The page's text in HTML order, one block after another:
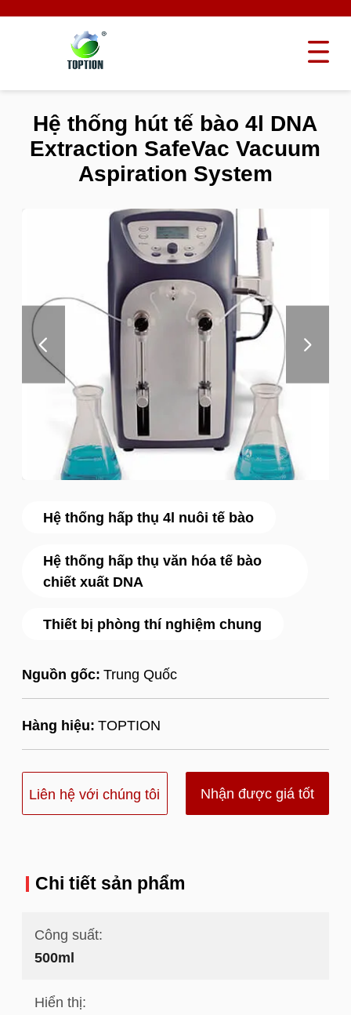
Hệ thống hấp thụ 4l nuôi tế bào
Hệ thống hấp thụ văn hóa tế bào
chiết xuất DNA
Thiết bị phòng thí nghiệm chung
Nguồn gốc: Trung Quốc
Hàng hiệu: TOPTION
Liên hệ với chúng tôi Nhận được giá tốt
Hệ thống hút tế bào 4l DNA
Extraction SafeVac Vacuum
Aspiration System
Chi tiết sản phẩm
Công suất:
500ml
Hiển thị: